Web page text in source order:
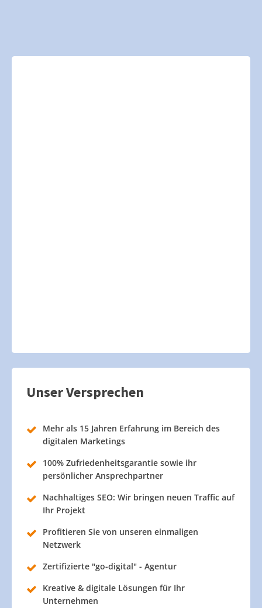
Unser Versprechen
Mehr als 15 Jahren Erfahrung im Bereich des
digitalen Marketings
100% Zufriedenheitsgarantie sowie ihr
persönlicher Ansprechpartner
Nachhaltiges SEO: Wir bringen neuen Traffic auf
Ihr Projekt
Profitieren Sie von unseren einmaligen
Netzwerk
Zertifizierte "go-digital" - Agentur
Kreative & digitale Lösungen für Ihr
Unternehmen